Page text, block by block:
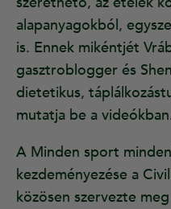
alapanyagokból,
is. Ennek mikéntjét
gasztroblogger és
dietetikus,
mutatja be a
A Minden sport
kezdeményezése a
közösen szervezte